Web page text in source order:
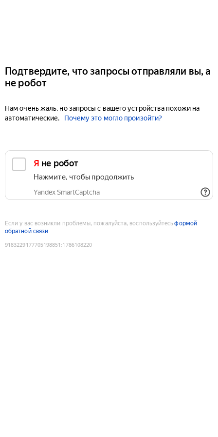
Подтвердите, что запросы отправляли вы, а
не робот
Нам очень жаль, но запросы с вашего устройства похожи на
автоматические.
Почему это могло произойти?
Я не робот
Нажмите, чтобы продолжить
Yandex SmartCaptcha
Если у вас возникли проблемы, пожалуйста, воспользуйтесьформой
обратной связи
9183229177705198851 :1786108220